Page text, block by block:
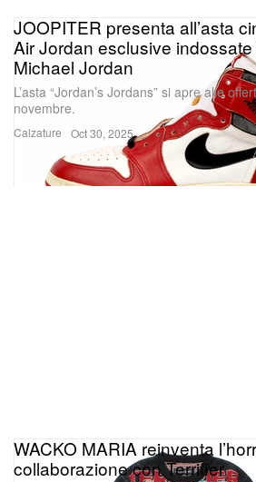
Calzature
JOOPITER presenta all’asta
Air Jordan esclusive
Michael Jordan
L’asta “Jordan’s Jordans” si apre alle
novembre.
Oct 30, 2025
WACKO MARIA reinventa
collaborazione con Terrifier